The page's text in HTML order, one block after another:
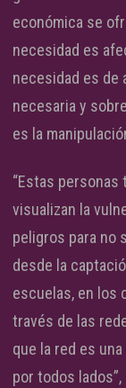
económica se
necesidad es
necesidad es de
necesaria y
es la
“Estas personas
visualizan la
peligros para no
desde la
escuelas, en los
través de las
que la red es
por todos